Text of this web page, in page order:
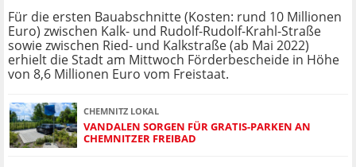
Für die ersten Bauabschnitte (Kosten: rund 10 Millionen
Euro) zwischen Kalk- und Rudolf-Rudolf-Krahl-Straße
sowie zwischen Ried- und Kalkstraße (ab Mai 2022)
erhielt die Stadt am Mittwoch Förderbescheide in Höhe
von 8,6 Millionen Euro vom Freistaat.
CHEMNITZ LOKAL
VANDALEN SORGEN FÜR GRATIS-PARKEN AN
CHEMNITZER FREIBAD